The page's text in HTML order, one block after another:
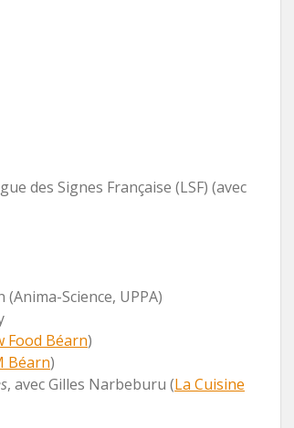
des Signes Française (LSF) (avec
Science, UPPA)
Food Béarn)
Béarn)
, avec Gilles Narbeburu (La Cuisine